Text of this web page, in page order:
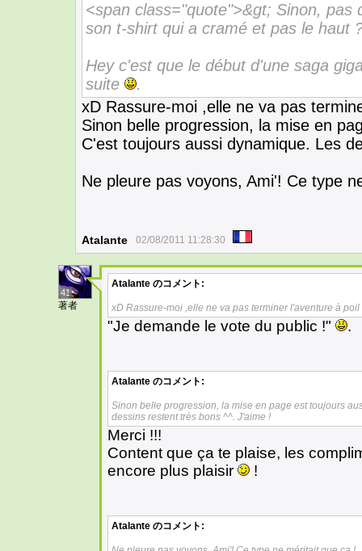
<span class="quote">&gt; Sinon,
son t-shirt qui a cramé et pas le haut
Hey c'est que le début d'une saga
suite
.
xD Rassure-moi ,elle ne va pas
Sinon belle progression, la mise en
C'est toujours aussi dynamique. Les
Ne pleure pas voyons, Ami'! Ce type
Atalante 02/08/2011 11:28:30
41
著者
Atalante のコメント:
xD Rassure-moi ,elle ne va pas terminer l'aventure à
"Je demande le vote du public !" .
Atalante のコメント:
Sinon belle progression, la mise en page est toujours
dessins restent très bons ^^. J'aime !
Merci !!!
Content que ça te plaise, les
encore plus plaisir
!
Atalante のコメント: